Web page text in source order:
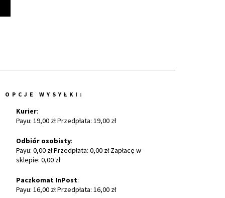
OPCJE WYSYŁKI:
Kurier:
Payu: 19,00 zł Przedpłata: 19,00 zł
Odbiór osobisty:
Payu: 0,00 zł Przedpłata: 0,00 zł Zapłacę w
sklepie: 0,00 zł
Paczkomat InPost:
Payu: 16,00 zł Przedpłata: 16,00 zł